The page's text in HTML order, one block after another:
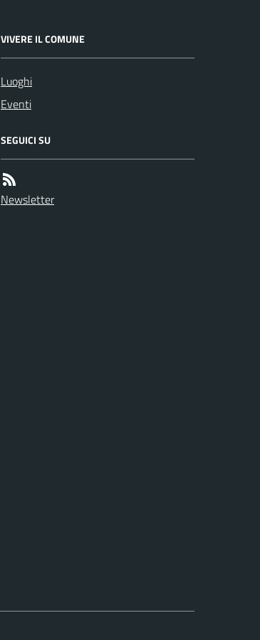
VIVERE IL COMUNE
Luoghi
Eventi
SEGUICI SU
Newsletter